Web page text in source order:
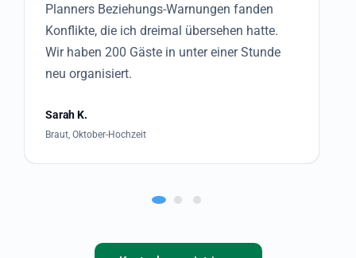
Planners Beziehungs-Warnungen fanden
Konflikte, die ich dreimal übersehen hatte.
Wir haben 200 Gäste in unter einer Stunde
neu organisiert.
Sarah K.
Braut, Oktober-Hochzeit